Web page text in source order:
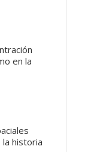
en la
historia